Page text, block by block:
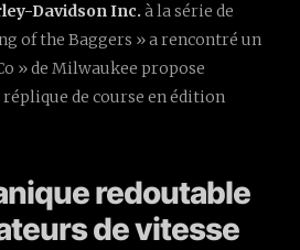
Davidson Inc. à la série de
of the Baggers » a rencontré un
» de Milwaukee propose
de course en édition
redoutable
de vitesse